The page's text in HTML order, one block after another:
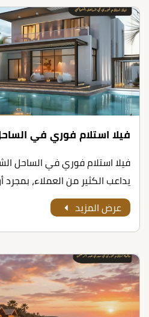
فيلا استلام فوري في
فيلا استلام فوري في الساحل
يداعب الكثير من العملاء، بمجرد
عرض المزيد